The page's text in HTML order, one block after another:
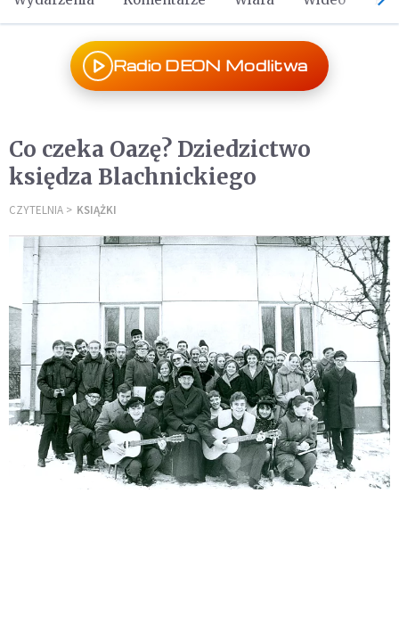
Radio DEON Modlitwa
Co czeka Oazę? Dziedzictwo
księdza Blachnickiego
CZYTELNIA KSIĄŻKI